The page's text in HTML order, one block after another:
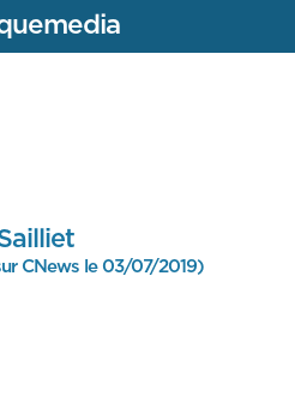
CNews le 03/07/2019)